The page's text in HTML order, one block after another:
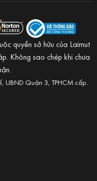
quyền sở hữu của Laimut
Không sao chép khi chưa
UBND Quận 3, TPHCM cấp.